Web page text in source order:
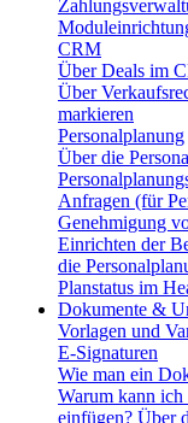
CRM
Über Deals im
Über
markieren
Personalplanung
Über die
Anfragen (für
Genehmigung
Einrichten der
die
Planstatus im
Dokumente &
Vorlagen und
E-Signaturen
Wie man ein
Warum kann
einfügen? Über